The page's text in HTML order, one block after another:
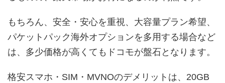
もちろん、安全・安心を重視、大容量プラン希望、
パケットパック海外オプションを多用する場合など
は、多少価格が高くてもドコモが盤石となります。
格安スマホ・SIM・MVNOのデメリットは、20GB